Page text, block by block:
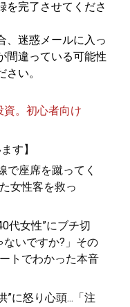
を完了させてくださ
、迷惑メールに入っ
間違っている可能性
い。
。初心者向け
す】
座席を蹴ってく
女性客を救っ
代女性”にブチ切
いですか?」その
トでわかった本音
に怒り心頭...「注